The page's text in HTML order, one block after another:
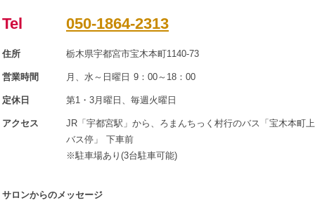
Tel 050-1864-2313
住所 栃木県宇都宮市宝木本町1140-73
営業時間 月、水～日曜日 9：00～18：00
定休日 第1・3月曜日、毎週火曜日
アクセス
JR「宇都宮駅」から、ろまんちっく村行のバス「宝木本町上
バス停」 下車前
※駐車場あり(3台駐車可能)
サロンからのメッセージ